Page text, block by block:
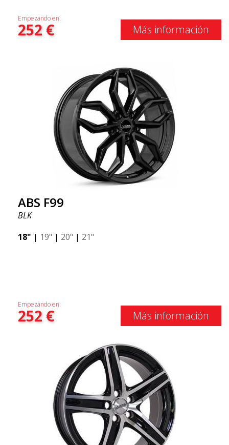
Empezando en:
252€ Más información
ABS F99
BLK
18" | 19" | 20" | 21"
Empezando en:
252€ Más información